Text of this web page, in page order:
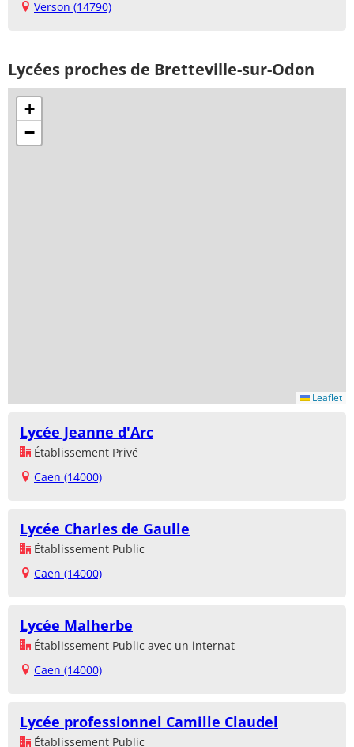
Verson (14790)
Lycées proches de Bretteville-sur-Odon
+
−
Leaflet
Lycée Jeanne d'Arc
Établissement Privé
Caen (14000)
Lycée Charles de Gaulle
Établissement Public
Caen (14000)
Lycée Malherbe
Établissement Public avec un internat
Caen (14000)
Lycée professionnel Camille Claudel
Établissement Public